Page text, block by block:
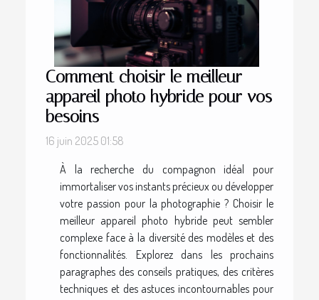
Comment choisir le meilleur
appareil photo hybride pour vos
besoins
16 juin 2025 01:58
À la recherche du compagnon idéal pour
immortaliser vos instants précieux ou développer
votre passion pour la photographie ? Choisir le
meilleur appareil photo hybride peut sembler
complexe face à la diversité des modèles et des
fonctionnalités. Explorez dans les prochains
paragraphes des conseils pratiques, des critères
techniques et des astuces incontournables pour